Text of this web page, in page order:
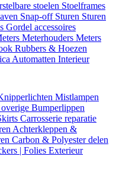
stoelen Stoelframes
Snap-off Sturen Sturen
Gordel accessoires
Meterhouders Meters
Rubbers & Hoezen
Automatten Interieur
Mistlampen
Bumperlippen
Carrosserie reparatie
Achterkleppen &
Carbon & Polyester delen
| Folies Exterieur